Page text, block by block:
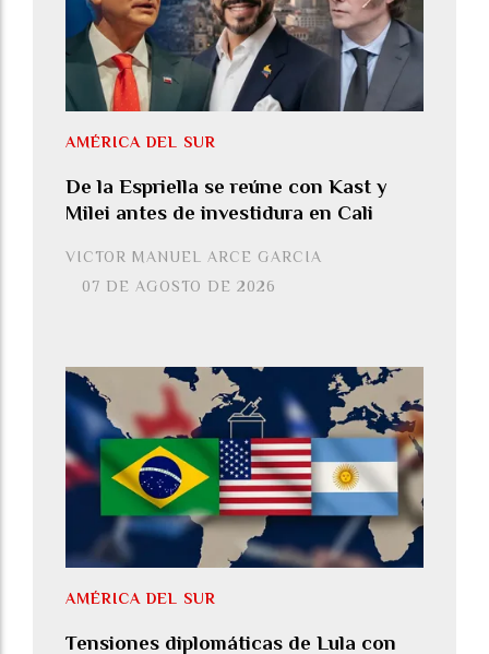
De la Espriella se reúne con Kast y
Milei antes de investidura en Cali
VICTOR MANUEL ARCE GARCIA
AMÉRICA DEL SUR
07 DE AGOSTO DE 2026
Tensiones diplomáticas de Lula con
AMÉRICA DEL SUR